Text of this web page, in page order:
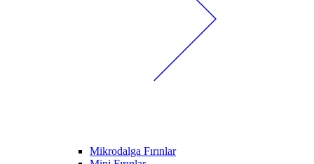
Mikrodalga Fırınlar